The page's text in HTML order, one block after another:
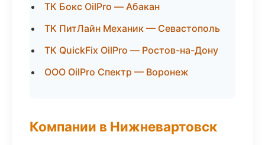
ТК Бокс OilPro — Абакан
ТК ПитЛайн Механик — Севастополь
ТК QuickFix OilPro — Ростов-на-Дону
ООО OilPro Спектр — Воронеж
Компании в Нижневартовск